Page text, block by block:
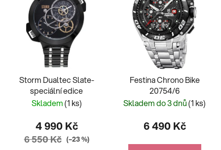
Storm Dualtec Slate-
speciální edice
Skladem(1 ks)
4 990 Kč
6 550 Kč (–23 %)
Festina Chrono Bike
20754/6
Skladem do 3 dnů(1 ks)
6 490 Kč